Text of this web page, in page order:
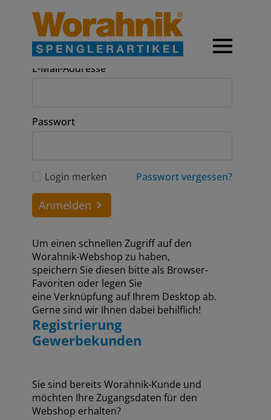
Anmeldung
E-Mail-Addresse
Passwort
Login merken Passwort vergessen?
Anmelden
Um einen schnellen Zugriff auf den
Worahnik-Webshop zu haben,
speichern Sie diesen bitte als Browser-
Favoriten oder legen Sie
eine Verknüpfung auf Ihrem Desktop ab.
Gerne sind wir Ihnen dabei behilflich!
Registrierung
Gewerbekunden
Sie sind bereits Worahnik-Kunde und
möchten Ihre Zugangsdaten für den
Webshop erhalten?